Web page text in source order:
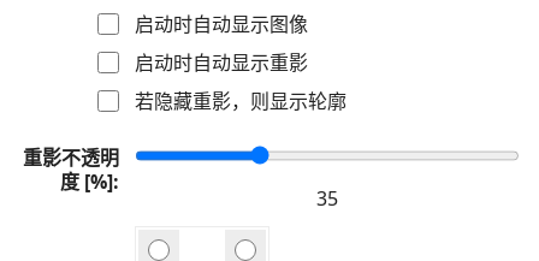
启动时自动显示图像
启动时自动显示重影
若隐藏重影，则显示轮廓
重影不透明
度 [%]